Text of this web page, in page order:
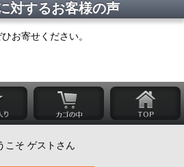
対するお客様の声
お寄せください。
こそ ゲストさん